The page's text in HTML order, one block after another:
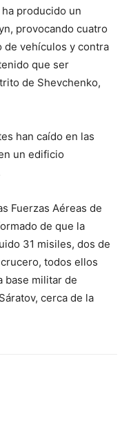
producido un
provocando cuatro
de vehículos y contra
que ser
de Shevchenko,
han caído en las
un edificio
Fuerzas Aéreas de
de que la
31 misiles, dos de
todos ellos
base militar de
cerca de la